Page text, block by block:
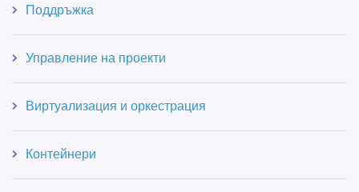
Поддръжка
Управление на проекти
Виртуализация и оркестрация
Контейнери